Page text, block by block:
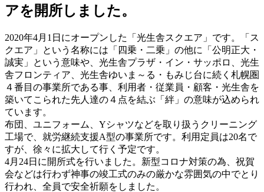
アを開所しました。
2020年4月1日にオープンした「光生舎スクエア」です。「ス
クエア」という名称には「四乗・二乗」の他に「公明正大・
誠実」という意味や、光生舎プラザ・イン・サッポロ、光生
舎フロンティア、光生舎ゆいま～る・もみじ台に続く札幌圏
４番目の事業所である事、利用者・従業員・顧客・光生舎を
築いてこられた先人達の４点を結ぶ「絆」の意味が込められ
ています。
布団、ユニフォーム、Yシャツなどを取り扱うクリーニング
工場で、就労継続支援A型の事業所です。利用定員は20名で
すが、徐々に拡大して行く予定です。
4月24日に開所式を行いました。新型コロナ対策の為、祝賀
会などは行わず神事の竣工式のみの厳かな雰囲気の中でとり
行われ、全員で安全祈願をしました。